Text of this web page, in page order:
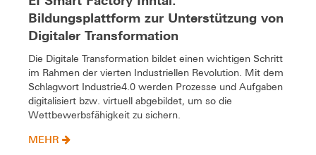
Bildungsplattform zur Unterstützung von
Digitaler Transformation
Die Digitale Transformation bildet einen wichtigen Schritt
im Rahmen der vierten Industriellen Revolution. Mit dem
Schlagwort Industrie4.0 werden Prozesse und Aufgaben
digitalisiert bzw. virtuell abgebildet, um so die
Wettbewerbsfähigkeit zu sichern.
MEHR